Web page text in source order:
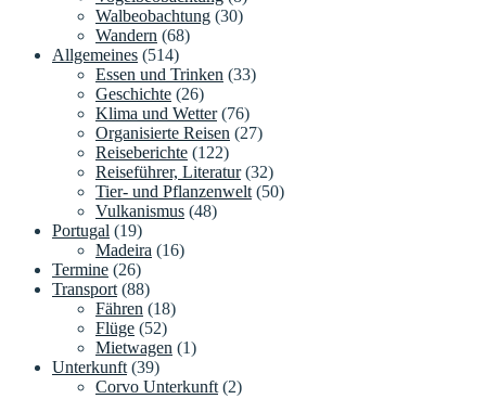
Walbeobachtung (30)
Wandern (68)
Allgemeines (514)
Essen und Trinken (33)
Geschichte (26)
Klima und Wetter(76)
Organisierte Reisen (27)
Reiseberichte (122)
Reiseführer, Literatur(32)
Tier- und Pflanzenwelt (50)
Vulkanismus (48)
Portugal (19)
Madeira (16)
Termine (26)
Transport (88)
Fähren (18)
Flüge (52)
Mietwagen (1)
Unterkunft (39)
Corvo Unterkunft (2)